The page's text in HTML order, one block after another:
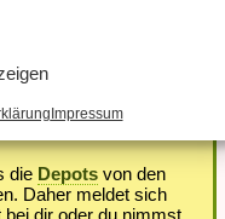
Impressum
die Depots von den
Daher meldet sich